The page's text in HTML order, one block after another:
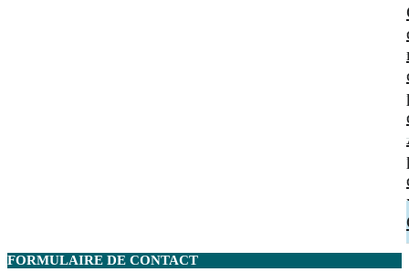
FORMULAIRE DE CONTACT